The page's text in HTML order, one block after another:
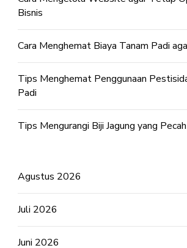
Bisnis
Cara Menghemat Biaya Tanam Padi
Tips Menghemat Penggunaan
Padi
Tips Mengurangi Biji Jagung yang
Agustus 2026
Juli 2026
Juni 2026